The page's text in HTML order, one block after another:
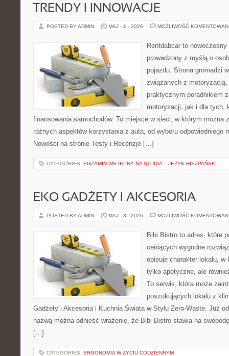
TRENDY I INNOWACJE
POSTED BY ADMIN MAJ - 4 - 2026 MOŻLIWOŚĆ
Rentdabcar to
prowadzony z myślą o
pojazdu. Strona gromadzi
związanych z
praktycznym poradnikiem
motoryzacji, jak i dla tych,
finansowania samochodów. To miejsce w sieci, w którym można
różnych aspektów korzystania z auta, od wyboru odpowiedniego
Nowości na stronie Testy i Recenzje […]
CATEGORIES: EGZAMIN WSTĘPNY NA STUDIA – JĘZYK HISZPAŃSKI
EKO GADŻETY I AKCESORIA
POSTED BY ADMIN MAJ - 3 - 2026 MOŻLIWOŚĆ
Bibi Bistro to adres, które
ceniących wygodne
opisuje charakter lokalu, w
tylko apetyczne, ale
To serwis, która może
poszukujących lokalu z
Gadżety i Akcesoria i Kuchnia Świata w Stylu Zero-Waste. Już
nazwą można odnieść wrażenie, że Bibi Bistro stawia na
[…]
CATEGORIES: ERGONOMIA W ŻYCIU CODZIENNYM